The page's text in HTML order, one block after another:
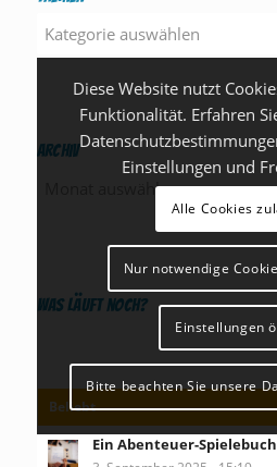
Themen
Archiv
Was läuft noch?
Beliebt
Ein Abenteuer-
Diese Website nutzt
Funktionalität. Erfahren
Einstellungen und
Alle Cookies
Nur notwendige
Einstellungen
Bitte beachten Sie unsere